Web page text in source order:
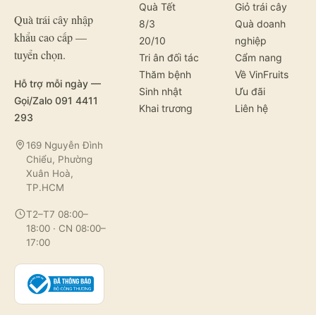
Quà trái cây nhập
khẩu cao cấp —
tuyển chọn.
Hỗ trợ mỗi ngày —
Gọi/Zalo 091 4411
293
169 Nguyễn Đình
Chiểu, Phường
Xuân Hoà,
TP.HCM
T2–T7 08:00–
18:00 · CN 08:00–
17:00
Quà Tết
8/3
20/10
Tri ân đối tác
Thăm bệnh
Sinh nhật
Khai trương
Giỏ trái cây
Quà doanh
nghiệp
Cẩm nang
Về VinFruits
Ưu đãi
Liên hệ